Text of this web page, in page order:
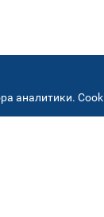
аналитики.